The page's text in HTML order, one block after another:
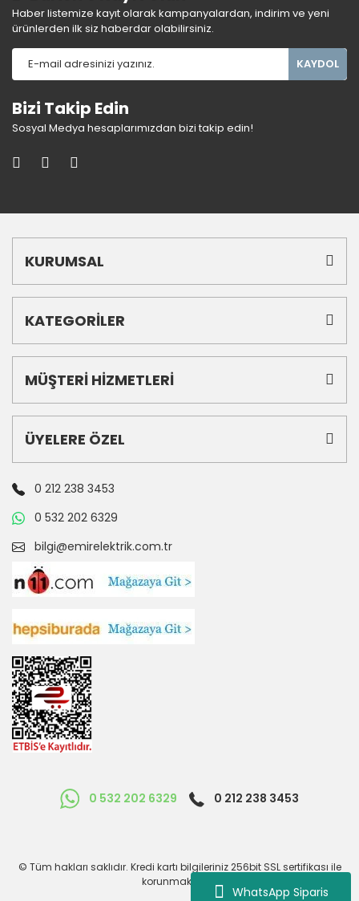
WhatsApp Siparis
Haber listemize kayıt olarak kampanyalardan, indirim ve yeni
ürünlerden ilk siz haberdar olabilirsiniz.
KAYDOL
Bizi Takip Edin
Sosyal Medya hesaplarımızdan bizi takip edin!
KURUMSAL
KATEGORİLER
MÜŞTERİ HİZMETLERİ
ÜYELERE ÖZEL
0 212 238 3453
0 532 202 6329
bilgi@emirelektrik.com.tr
0 532 202 6329 0 212 238 3453
© Tüm hakları saklıdır. Kredi kartı bilgileriniz 256bit SSL sertifikası ile
korunmaktadır.